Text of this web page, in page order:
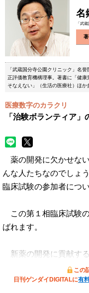
名
「武
「武蔵国分寺公園クリニック」名
正評価教育機構理事。著書に「健
そなえない」（生活の医療社）ほか
医療数字のカラクリ
「治験ボランティア」
薬の開発に欠かせな
んな人たちなのでしょ
臨床試験の参加者につ
この第１相臨床試験
ばれます。
新薬の開発に貢献す
この
日刊ゲンダイDIGITALに有